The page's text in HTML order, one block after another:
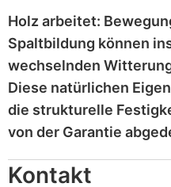
Holz arbeitet:
Spaltbildung können
wechselnden
Diese natürlichen
die strukturelle
von der Garantie
Kontakt